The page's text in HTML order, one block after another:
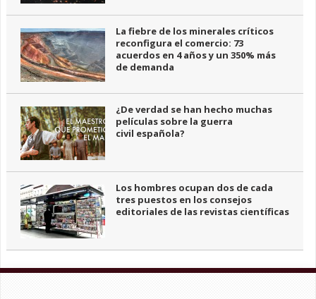
La fiebre de los minerales críticos
reconfigura el comercio: 73
acuerdos en 4 años y un 350% más
de demanda
¿De verdad se han hecho muchas
películas sobre la guerra
civil española?
Los hombres ocupan dos de cada
tres puestos en los consejos
editoriales de las revistas científicas